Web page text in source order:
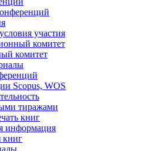
участия
комитет
комитет
Scopus, WOS
тиражами
книг
информация
книг